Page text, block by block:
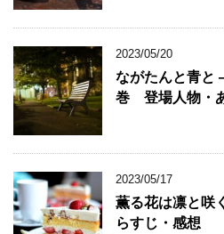
2023/05/20
ながたんと青
巻 登場人物・
2023/05/17
薫る花は凛と咲
らすじ・感想